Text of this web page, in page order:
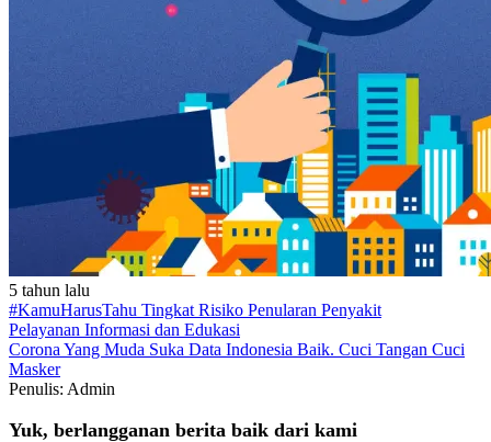
5 tahun lalu
#KamuHarusTahu Tingkat Risiko Penularan Penyakit
Pelayanan Informasi dan Edukasi
Corona Yang Muda Suka Data Indonesia Baik. Cuci Tangan Cuci
Masker
Penulis: Admin
Yuk, berlangganan berita baik dari kami